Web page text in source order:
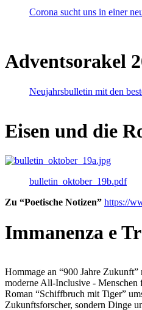
Corona sucht uns in einer
Adventsorakel
Neujahrsbulletin mit den
Eisen und die
bulletin_oktober_19b.pdf
Zu “Poetische Notizen” https://
Immanenza e
Hommage an “900 Jahre
moderne All-Inclusive - Menschen
Roman “Schiffbruch mit Tiger”
Zukunftsforscher, sondern Dinge